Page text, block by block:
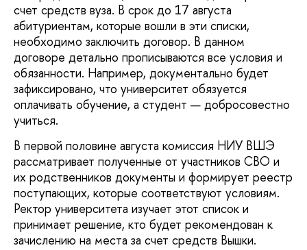
счет средств вуза. В срок до 17 августа
абитуриентам, которые вошли в эти списки,
необходимо заключить договор. В данном
договоре детально прописываются все условия и
обязанности. Например, документально будет
зафиксировано, что университет обязуется
оплачивать обучение, а студент — добросовестно
учиться.
В первой половине августа комиссия НИУ ВШЭ
рассматривает полученные от участников СВО и
их родственников документы и формирует реестр
поступающих, которые соответствуют условиям.
Ректор университета изучает этот список и
принимает решение, кто будет рекомендован к
зачислению на места за счет средств Вышки.